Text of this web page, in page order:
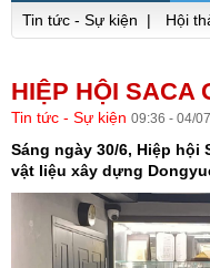
Tin tức - Sự kiện | Hội
HIỆP HỘI SACA
Tin tức - Sự kiện 09:36 - 04/
Sáng ngày 30/6, Hiệp
vật liệu xây dựng